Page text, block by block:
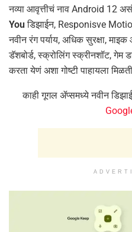
नव्या आवृत्तीचं नाव Android 12
Youडिझाईन, Responisve
नवीन रंग पर्याय, अधिक सुरक्षा,
डॅशबोर्ड, स्क्रोलिंग स्क्रीनशॉट,
करता येणं अशा गोष्टी पाहायला
काही गूगल ॲप्समध्ये नवीन